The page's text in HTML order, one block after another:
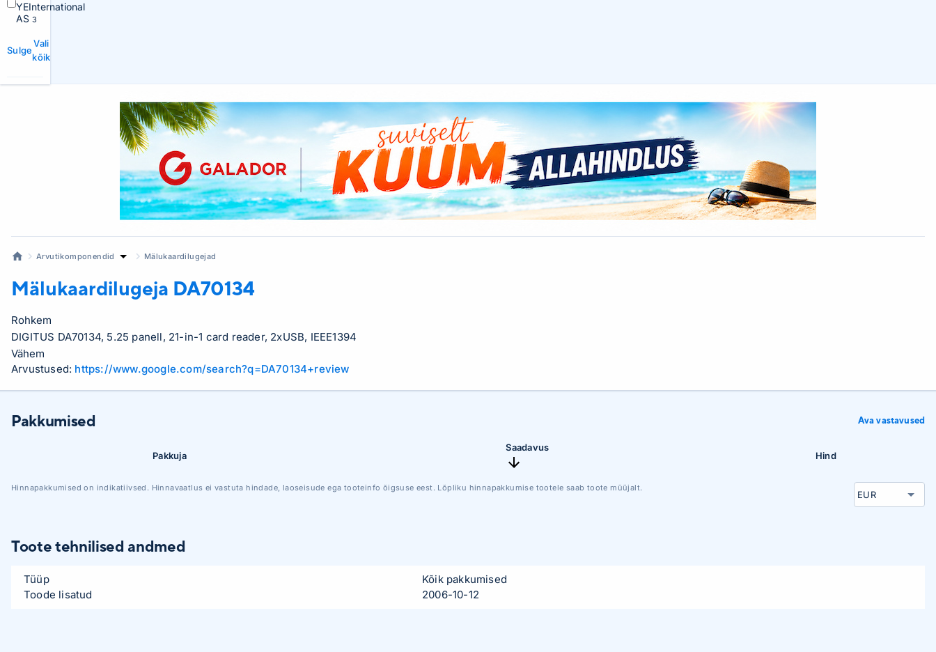
YEInternational
AS 3
Sulge
Vali
kõik
Arvutikomponendid Mälukaardilugejad
Mälukaardilugeja DA70134
Rohkem
DIGITUS DA70134, 5.25 panell, 21-in-1 card reader, 2xUSB, IEEE1394
Vähem
Arvustused: https://www.google.com/search?q=DA70134+review
Pakkumised Ava vastavused
Pakkuja
Saadavus
Hind
Hinnapakkumised on indikatiivsed. Hinnavaatlus ei vastuta hindade, laoseisude ega tooteinfo õigsuse eest. Lõpliku hinnapakkumise tootele saab toote müüjalt.
Toote tehnilised andmed
Tüüp
Kõik pakkumised
Toode lisatud
2006-10-12